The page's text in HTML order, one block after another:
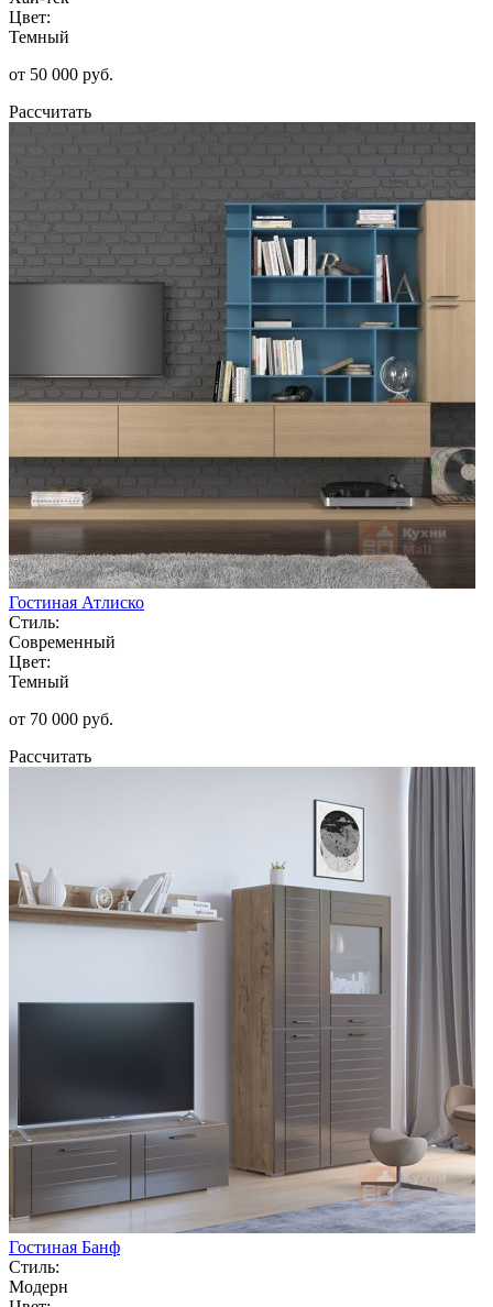
Цвет:
Темный
от 50 000 руб.
Рассчитать
Гостиная Атлиско
Стиль:
Современный
Цвет:
Темный
от 70 000 руб.
Рассчитать
Гостиная Банф
Стиль:
Модерн